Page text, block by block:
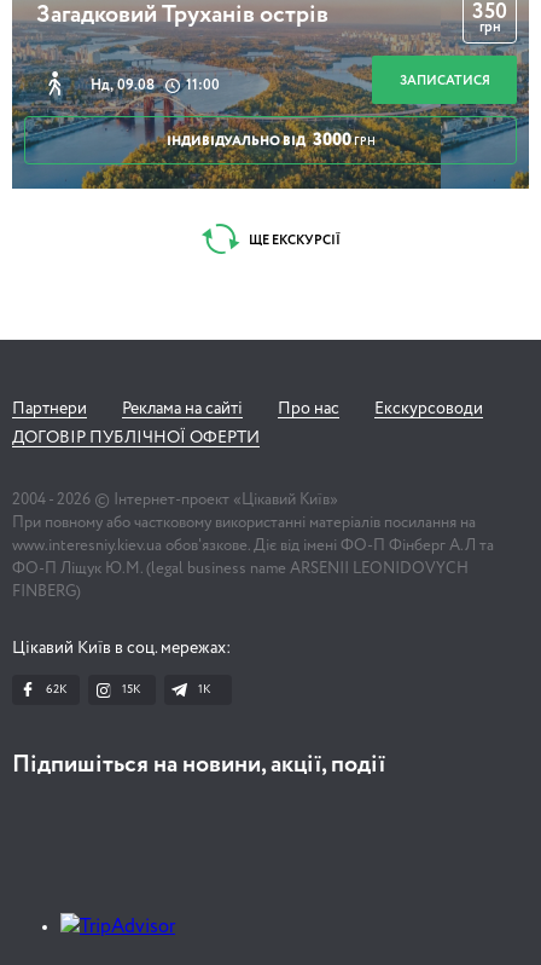
Загадковий Труханів острів
Нд, 09.08 11:00
350
грн
ЗАПИСАТИСЯ
ІНДИВІДУАЛЬНО ВІД 3000 ГРН
ЩЕ ЕКСКУРСІЇ
Партнери Реклама на сайті Про нас
Екскурсоводи
ДОГОВІР ПУБЛІЧНОЇ ОФЕРТИ
2004 - 2026 © Інтернет-проект «Цікавий Київ»
При повному або частковому використанні матеріалів посилання на
www.interesniy.kiev.ua обов'язкове. Діє від імені ФО-П Фінберг А.Л та
ФО-П Ліщук Ю.М. (legal business name ARSENII LEONIDOVYCH
FINBERG)
Цікавий Київ в соц. мережах:
62K 15K 1К
Підпишіться на новини, акції, події